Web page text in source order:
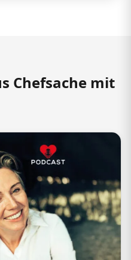
Chefsache mit